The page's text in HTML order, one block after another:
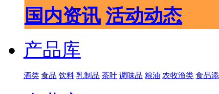
国内资讯 活动动态
产品库
酒类 食品 饮料 乳制品 茶叶 调味品 粮油 农牧渔类 食品